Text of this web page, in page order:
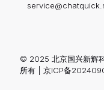
© 2025 北京国兴新辉
所有 | 京ICP备